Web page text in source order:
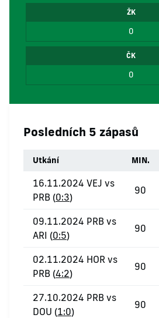
ŽK
0
ČK
0
Posledních 5 zápasů
Utkání MIN.
16.11.2024 VEJ vs
PRB (0:3)
90
09.11.2024 PRB vs
ARI (0:5)
90
02.11.2024 HOR vs
PRB (4:2)
90
27.10.2024 PRB vs
DOU (1:0)
90